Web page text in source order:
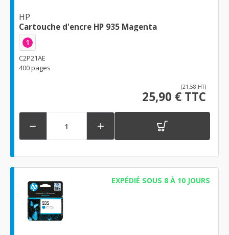
HP
Cartouche d'encre HP 935 Magenta
1
C2P21AE
400 pages
(21,58 HT)
25,90 € TTC
 
EXPÉDIÉ SOUS 8 À 10 JOURS